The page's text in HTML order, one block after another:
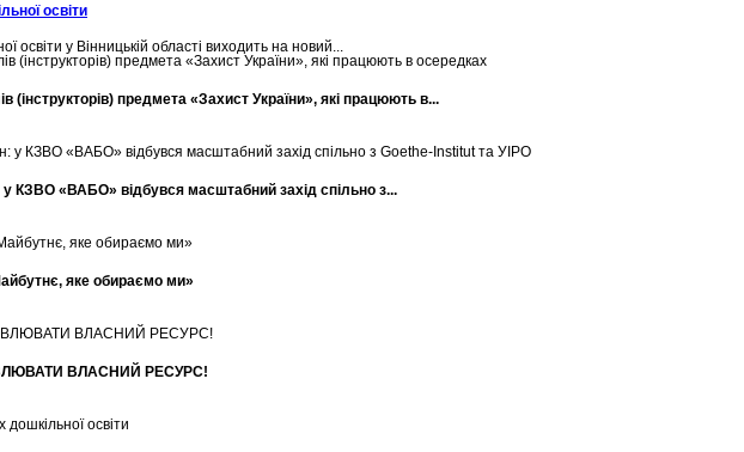
освіти
освіти у Вінницькій області виходить на новий...
(інструкторів) предмета «Захист України», які працюють в...
у КЗВО «ВАБО» відбувся масштабний захід спільно з...
яке обираємо ми»
ВЛАСНИЙ РЕСУРС!